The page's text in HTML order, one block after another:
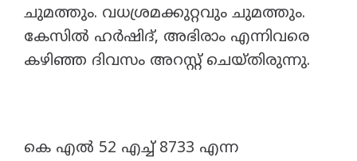
ചുമത്തും. വധശ്രമക്കുറ്റവും ചുമത്തും.
കേസിൽ ഹർഷിദ്, അഭിരാം എന്നിവരെ
കഴിഞ്ഞ ദിവസം അറസ്റ്റ് ചെയ്തിരുന്നു.
കെ എൽ 52 എച്ച് 8733 എന്ന